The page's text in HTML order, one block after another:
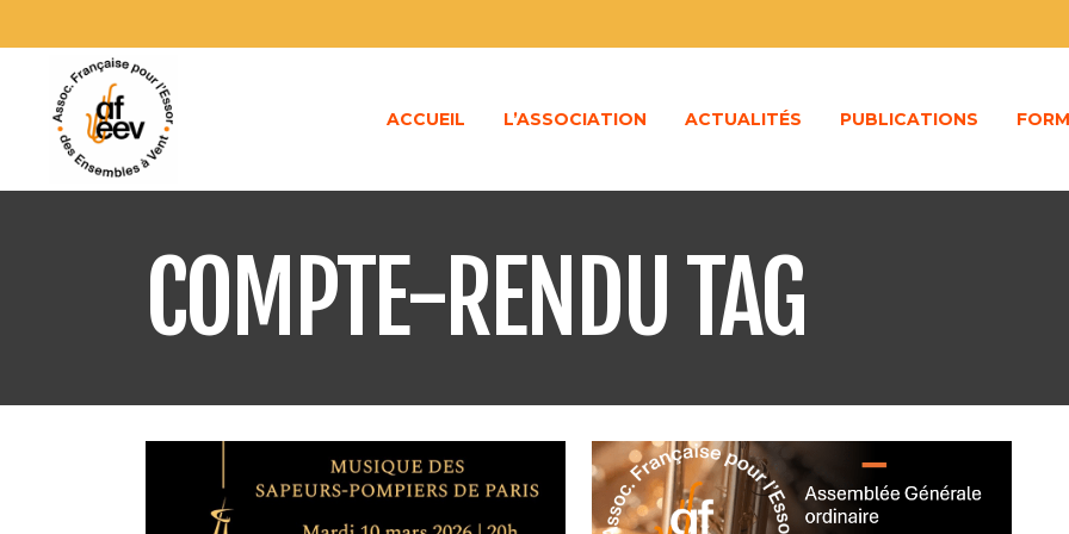
ACCUEIL L’ASSOCIATION ACTUALITÉS PUBLICATIONS
COMPTE-RENDU TAG